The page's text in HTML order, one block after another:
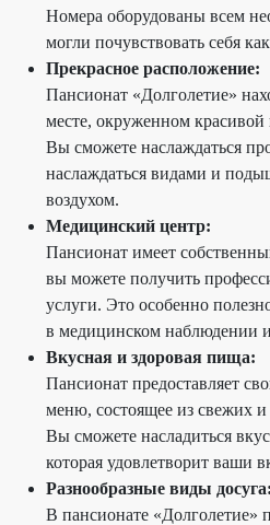
Номера оборудованы всем
могли почувствовать себя
Прекрасное расположение:
Пансионат «Долголетие»
месте, окруженном
Вы сможете наслаждаться
наслаждаться видами и
воздухом.
Медицинский центр:
Пансионат имеет
вы можете получить
услуги. Это особенно
в медицинском наблюдении
Вкусная и здоровая пища:
Пансионат предоставляет
меню, состоящее из свежих
Вы сможете насладиться
которая удовлетворит ваши
Разнообразные виды досуга:
В пансионате «Долголетие»